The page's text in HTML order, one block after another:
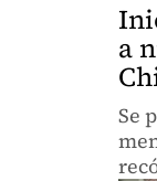
a
Se